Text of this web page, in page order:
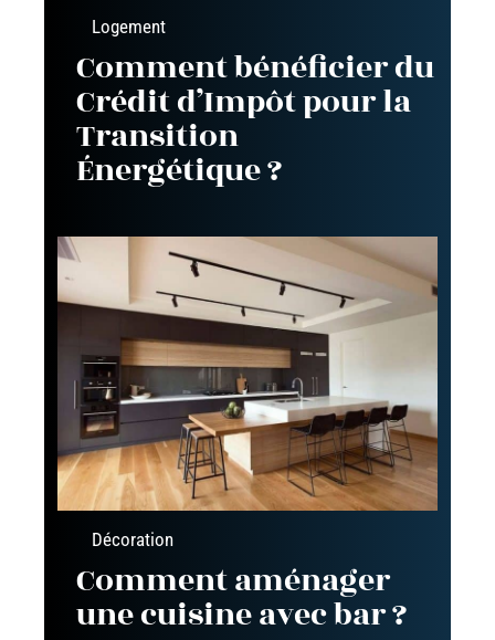
Logement
Comment bénéficier du
Crédit d’Impôt pour la
Transition
Énergétique ?
Décoration
Comment aménager
une cuisine avec bar ?